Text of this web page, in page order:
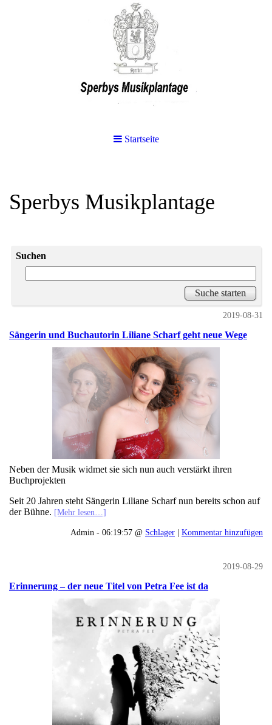
Startseite
Sperbys Musikplantage
Suchen
2019-08-31
Sängerin und Buchautorin Liliane Scharf geht neue Wege
Neben der Musik widmet sie sich nun auch verstärkt ihren
Buchprojekten
Seit 20 Jahren steht Sängerin Liliane Scharf nun bereits schon auf
der Bühne. [Mehr lesen…]
Admin - 06:19:57 @ Schlager | Kommentar hinzufügen
2019-08-29
Erinnerung – der neue Titel von Petra Fee ist da